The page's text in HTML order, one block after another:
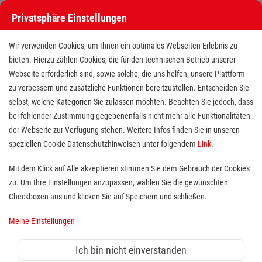
Ausbildung zur Pflegefachkraft
(m/w/d) in Schnelsen
Standort(e):Hamburg
Nicht warten - jetzt starten!
Du hast Lust, in einem spannenden,
Privatsphäre Einstellungen
Wir verwenden Cookies, um Ihnen ein optimales Webseiten-Erlebnis zu
bieten. Hierzu zählen Cookies, die für den technischen Betrieb unserer
Webseite erforderlich sind, sowie solche, die uns helfen, unsere Plattform
zu verbessern und zusätzliche Funktionen bereitzustellen. Entscheiden Sie
selbst, welche Kategorien Sie zulassen möchten. Beachten Sie jedoch, dass
bei fehlender Zustimmung gegebenenfalls nicht mehr alle Funktionalitäten
der Webseite zur Verfügung stehen. Weitere Infos finden Sie in unseren
speziellen Cookie-Datenschutzhinweisen unter folgendem Link.
Mit dem Klick auf Alle akzeptieren stimmen Sie dem Gebrauch der Cookies
zu. Um Ihre Einstellungen anzupassen, wählen Sie die gewünschten
Checkboxen aus und klicken Sie auf Speichern und schließen.
Meine Einstellungen
Ich bin nicht einverstanden